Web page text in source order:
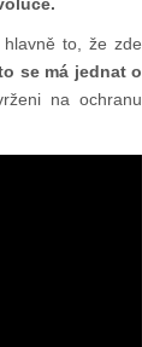
to, že zde
se má jednat o
na ochranu